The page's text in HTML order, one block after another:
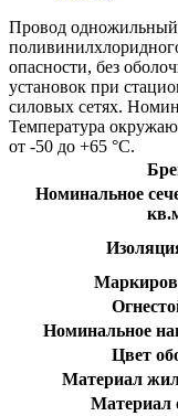
Провод одножильный
опасности, без
установок при
силовых сетях.
Температура
от -50 до +65 °C.
Номинальное
Номинальное
Цвет
Материал
Материал